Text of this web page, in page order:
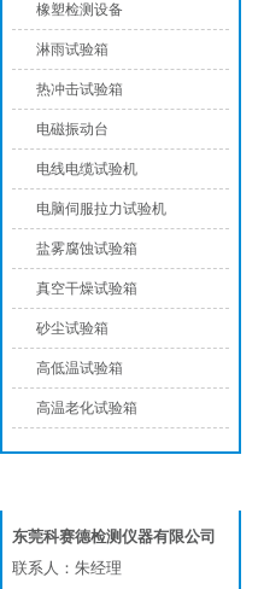
橡塑检测设备
淋雨试验箱
热冲击试验箱
电磁振动台
电线电缆试验机
电脑伺服拉力试验机
盐雾腐蚀试验箱
真空干燥试验箱
砂尘试验箱
高低温试验箱
高温老化试验箱
东莞科赛德检测仪器有限公司
联系人：朱经理